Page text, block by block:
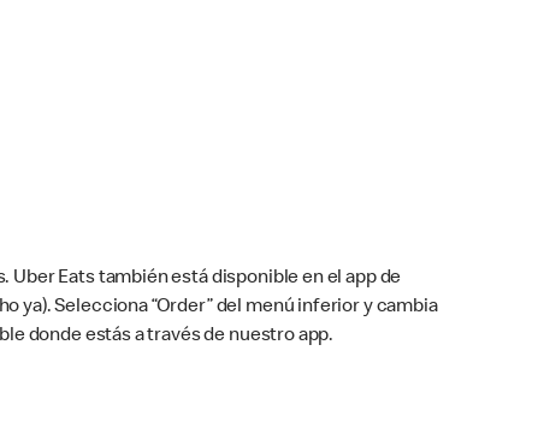
Uber Eats también está disponible en el app de
ya). Selecciona “Order” del menú inferior y cambia
donde estás a través de nuestro app.